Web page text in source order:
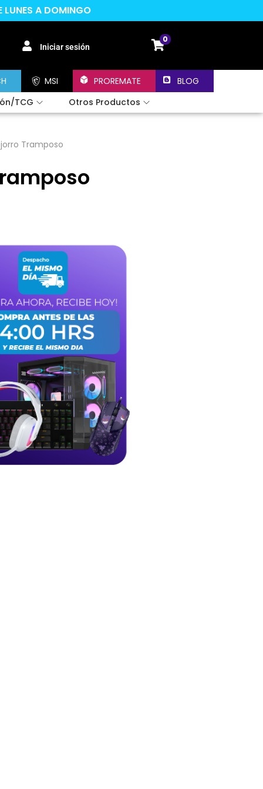
LUNES A DOMINGO
Iniciar sesión
0
MSI PROREMATE
BLOG
TCG
Otros Productos
Tramposo